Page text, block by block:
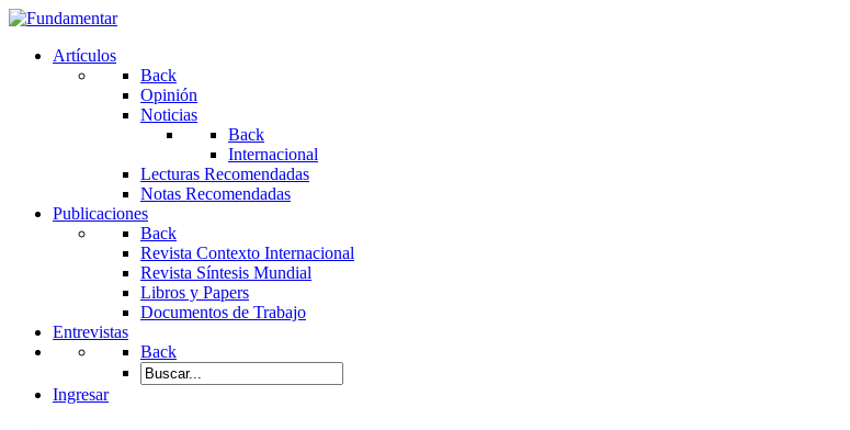
Artículos
Back
Opinión
Noticias
Back
Internacional
Lecturas Recomendadas
Notas Recomendadas
Publicaciones
Back
Revista Contexto Internacional
Revista Síntesis Mundial
Libros y Papers
Documentos de Trabajo
Entrevistas
Back
Ingresar